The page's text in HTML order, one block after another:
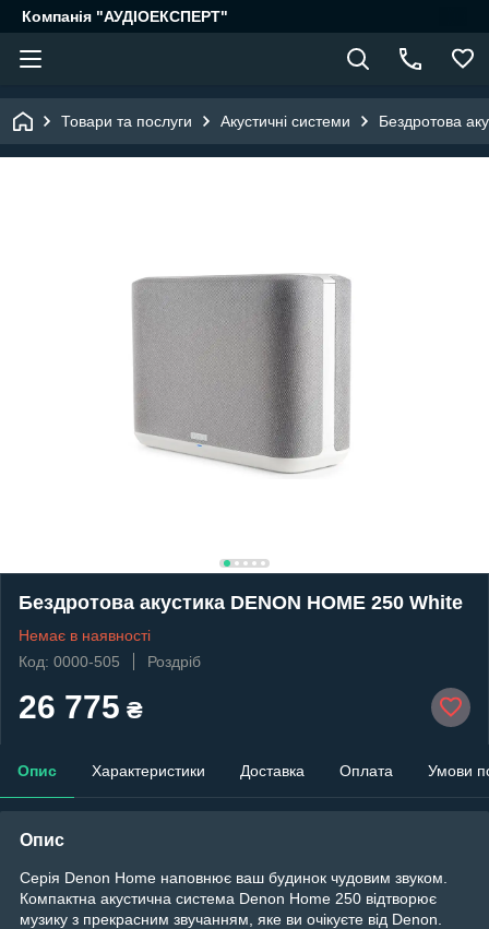
Компанія "АУДІОЕКСПЕРТ"
Товари та послуги Акустичні системи Бездротова
Бездротова акустика DENON HOME 250 White
Немає в наявності
Код: 0000-505
Роздріб
26 775 ₴
Опис Характеристики Доставка Оплата Умови
Опис
Серія Denon Home наповнює ваш будинок чудовим звуком.
Компактна акустична система Denon Home 250 відтворює
музику з прекрасним звучанням, яке ви очікуєте від Denon.